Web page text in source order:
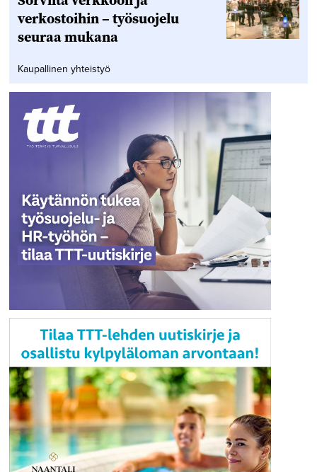
verkostoihin – työsuojelu
seuraa mukana
Kaupallinen yhteistyö